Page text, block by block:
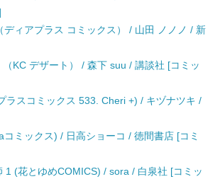
ディアプラス コミックス） / 山田 ノノノ / 新
KC デザート） / 森下 suu / 講談社 [コミッ
ラスコミックス 533. Cheri +) / キヅナツキ /
ミックス) / 日高ショーコ / 徳間書店 [コミ
1 (花とゆめCOMICS) / sora / 白泉社 [コミッ